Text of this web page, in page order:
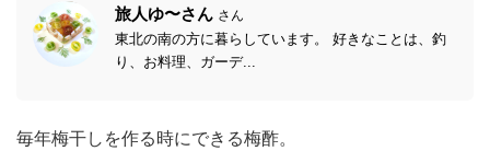
旅人ゆ〜さん さん
東北の南の方に暮らしています。 好きなことは、釣
り、お料理、ガーデ...
毎年梅干しを作る時にできる梅酢。